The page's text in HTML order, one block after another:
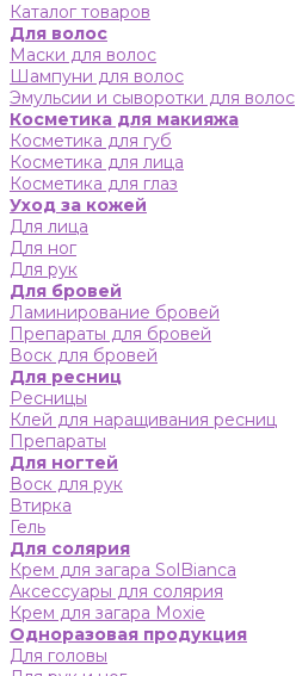
Каталог товаров
Для волос
Маски для волос
Шампуни для волос
Эмульсии и сыворотки для волос
Косметика для макияжа
Косметика для губ
Косметика для лица
Косметика для глаз
Уход за кожей
Для лица
Для ног
Для рук
Для бровей
Ламинирование бровей
Препараты для бровей
Воск для бровей
Для ресниц
Ресницы
Клей для наращивания ресниц
Препараты
Для ногтей
Воск для рук
Втирка
Гель
Для солярия
Крем для загара SolBianca
Аксессуары для солярия
Крем для загара Moxie
Одноразовая продукция
Для головы